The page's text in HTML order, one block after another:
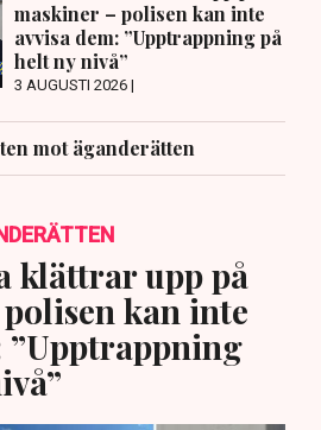
maskiner – polisen kan inte
avvisa dem: ”Upptrappning på
helt ny nivå”
3 AUGUSTI 2026 |
mot äganderätten
klättrar upp på
kan inte
”Upptrappning